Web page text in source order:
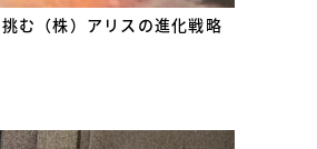
む（株）アリスの進化戦略